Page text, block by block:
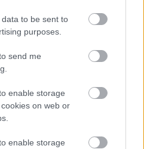
to be sent to
purposes.
send me
enable storage
on web or
enable storage